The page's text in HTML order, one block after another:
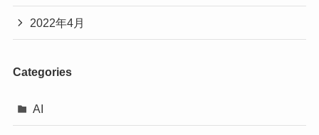
2022年4月
Categories
AI